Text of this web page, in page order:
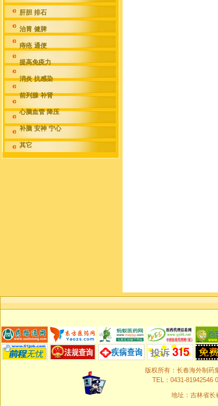
肝胆 排石
治胃 健脾
痔疮 通便
提高免疫力
消炎 抗感染
前列腺 补肾
心脑血管 降压
补脑 安神 宁心
其它
版权所有：长春海外制药
TEL：0431-81942546
地址：吉林省长